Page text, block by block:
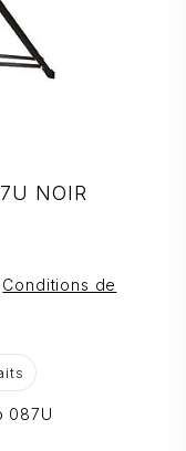
NOIR
Conditions de
087U